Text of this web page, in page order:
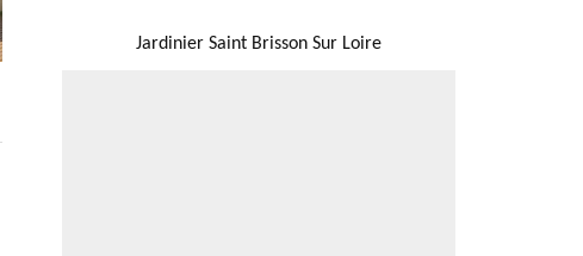
Jardinier Saint Brisson Sur Loire